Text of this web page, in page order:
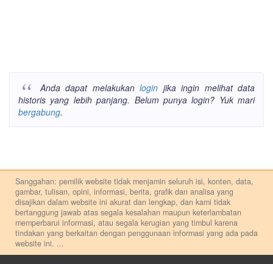
Anda dapat melakukanlogin jika ingin melihat data
historis yang lebih panjang. Belum punya login? Yuk mari
bergabung.
Sanggahan: pemilik website tidak menjamin seluruh isi, konten, data,
gambar, tulisan, opini, informasi, berita, grafik dan analisa yang
disajikan dalam website ini akurat dan lengkap, dan kami tidak
bertanggung jawab atas segala kesalahan maupun keterlambatan
memperbarui informasi, atau segala kerugian yang timbul karena
tindakan yang berkaitan dengan penggunaan informasi yang ada pada
website ini. ...